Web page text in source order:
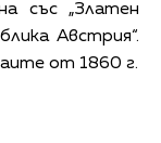
със „Златен
Австрия“.
от 1860 г.